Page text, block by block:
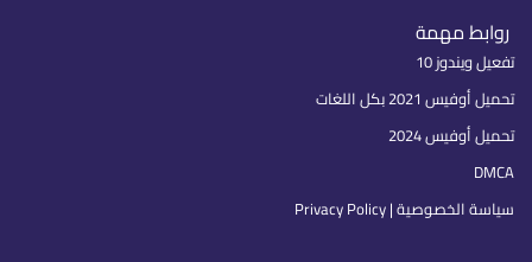
روابط مهمة
تفعيل ويندوز 10
تحميل أوفيس 2021 بكل اللغات
تحميل أوفيس 2024
DMCA
سياسة الخصوصية | Privacy Policy